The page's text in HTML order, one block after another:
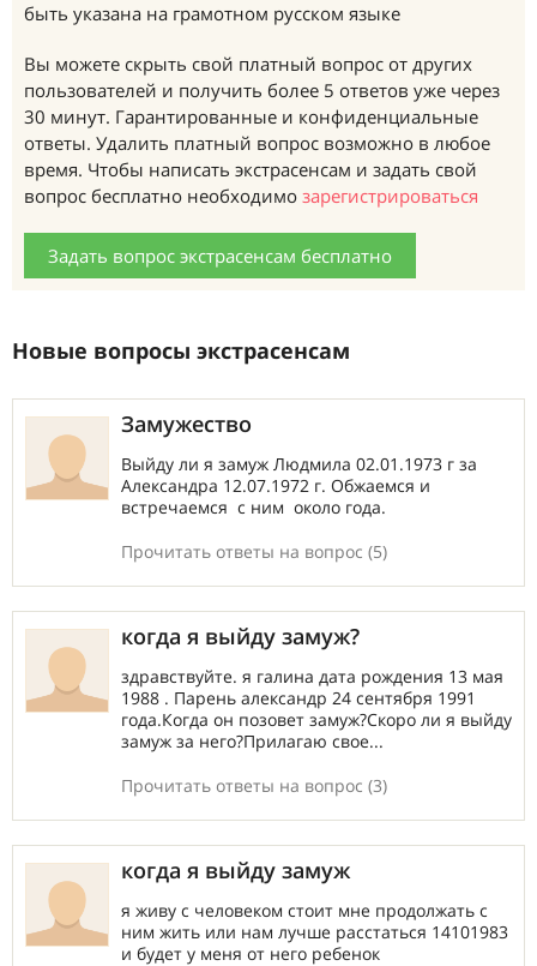
быть указана на грамотном русском языке
Вы можете скрыть свой платный вопрос от других
пользователей и получить более 5 ответов уже через
30 минут. Гарантированные и конфиденциальные
ответы. Удалить платный вопрос возможно в любое
время. Чтобы написать экстрасенсам и задать свой
вопрос бесплатно необходимо зарегистрироваться
Задать вопрос экстрасенсам бесплатно
Новые вопросы экстрасенсам
Замужество
Выйду ли я замуж Людмила 02.01.1973 г за
Александра 12.07.1972 г. Обжаемся и
встречаемся с ним около года.
Прочитать ответы на вопрос (5)
когда я выйду замуж?
здравствуйте. я галина дата рождения 13 мая
1988 . Парень александр 24 сентября 1991
года.Когда он позовет замуж?Скоро ли я выйду
замуж за него?Прилагаю свое...
Прочитать ответы на вопрос (3)
когда я выйду замуж
я живу с человеком стоит мне продолжать с
ним жить или нам лучше расстаться 14101983
и будет у меня от него ребенок